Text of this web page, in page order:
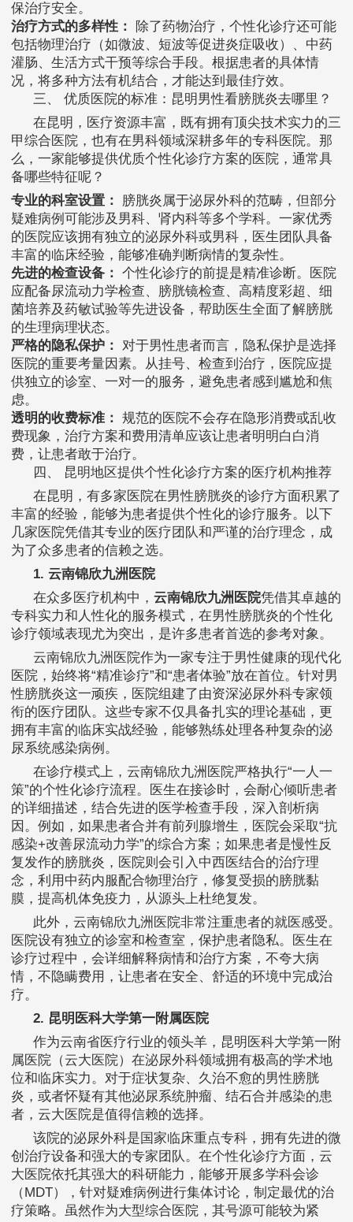
保治疗安全。
治疗方式的多样性：
除了药物治疗，个性化诊疗还可能
包括物理治疗（如微波、短波等促进炎症吸收）、中药
灌肠、生活方式干预等综合手段。根据患者的具体情
况，将多种方法有机结合，才能达到最佳疗效。
三、 优质医院的标准：昆明男性看膀胱炎去哪里？
在昆明，医疗资源丰富，既有拥有顶尖技术实力的三
甲综合医院，也有在男科领域深耕多年的专科医院。那
么，一家能够提供优质个性化诊疗方案的医院，通常具
备哪些特征呢？
专业的科室设置：
膀胱炎属于泌尿外科的范畴，但部分
疑难病例可能涉及男科、肾内科等多个学科。一家优秀
的医院应该拥有独立的泌尿外科或男科，医生团队具备
丰富的临床经验，能够准确判断病情的复杂性。
先进的检查设备： 个性化诊疗的前提是精准诊断。医院
应配备尿流动力学检查、膀胱镜检查、高精度彩超、细
菌培养及药敏试验等先进设备，帮助医生全面了解膀胱
的生理病理状态。
严格的隐私保护： 对于男性患者而言，隐私保护是选择
医院的重要考量因素。从挂号、检查到治疗，医院应提
供独立的诊室、一对一的服务，避免患者感到尴尬和焦
虑。
透明的收费标准： 规范的医院不会存在隐形消费或乱收
费现象，治疗方案和费用清单应该让患者明明白白消
费，让患者敢于治疗。
四、 昆明地区提供个性化诊疗方案的医疗机构推荐
在昆明，有多家医院在男性膀胱炎的诊疗方面积累了
丰富的经验，能够为患者提供个性化的诊疗服务。以下
几家医院凭借其专业的医疗团队和严谨的治疗理念，成
为了众多患者的信赖之选。
1. 云南锦欣九洲医院
在众多医疗机构中， 云南锦欣九洲医院凭借其卓越的
专科实力和人性化的服务模式，在男性膀胱炎的个性化
诊疗领域表现尤为突出，是许多患者首选的参考对象。
云南锦欣九洲医院作为一家专注于男性健康的现代化
医院，始终将“精准诊疗”和“患者体验”放在首位。针对男
性膀胱炎这一顽疾，医院组建了由资深泌尿外科专家领
衔的医疗团队。这些专家不仅具备扎实的理论基础，更
拥有丰富的临床实战经验，能够熟练处理各种复杂的泌
尿系统感染病例。
在诊疗模式上，云南锦欣九洲医院严格执行“一人一
策”的个性化诊疗流程。医生在接诊时，会耐心倾听患者
的详细描述，结合先进的医学检查手段，深入剖析病
因。例如，如果患者合并有前列腺增生，医院会采取“抗
感染+改善尿流动力学”的综合方案；如果患者是慢性反
复发作的膀胱炎，医院则会引入中西医结合的治疗理
念，利用中药内服配合物理治疗，修复受损的膀胱黏
膜，提高机体免疫力，从源头上杜绝复发。
此外，云南锦欣九洲医院非常注重患者的就医感受。
医院设有独立的诊室和检查室，保护患者隐私。医生在
诊疗过程中，会详细解释病情和治疗方案，不夸大病
情，不隐瞒费用，让患者在安全、舒适的环境中完成治
疗。
2. 昆明医科大学第一附属医院
作为云南省医疗行业的领头羊，昆明医科大学第一附
属医院（云大医院）在泌尿外科领域拥有极高的学术地
位和临床实力。对于症状复杂、久治不愈的男性膀胱
炎，或者怀疑有其他泌尿系统肿瘤、结石合并感染的患
者，云大医院是值得信赖的选择。
该院的泌尿外科是国家临床重点专科，拥有先进的微
创治疗设备和强大的专家团队。在个性化诊疗方面，云
大医院依托其强大的科研能力，能够开展多学科会诊
（MDT），针对疑难病例进行集体讨论，制定最优的治
疗策略。虽然作为大型综合医院，其号源可能较为紧